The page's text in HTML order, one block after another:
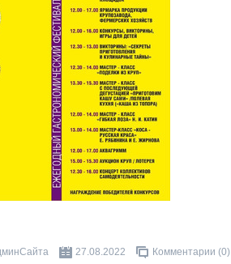
27.08.2022 Комментарии (0)